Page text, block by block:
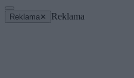
Reklama ✕ Reklama